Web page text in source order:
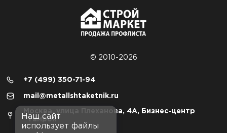
© 2010-2026
+7 (499) 350-71-94
mail@metallshtaketnik.ru
Москва, улица Плеханова, 4А, Бизнес-центр
"Тамрон"
Наш сайт
использует файлы